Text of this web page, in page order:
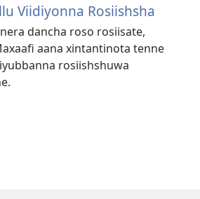
Viidiyonna Rosiishsha
dancha roso rosiisate,
aana xintantinota tenne
rosiishshuwa